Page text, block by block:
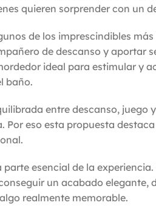
quieren sorprender con un
de los imprescindibles
de descanso y aportar
ideal para estimular y
baño.
entre descanso,
Por eso esta propuesta
parte esencial de la
un acabado elegante,
realmente memorable.